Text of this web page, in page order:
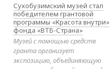
Сухобузимский музей стал
победителем грантовой
программы «Красота внутри»
фонда «ВТБ-Страна»
Музей с помощью средств
гранта организует
экспозицию, объединяющую